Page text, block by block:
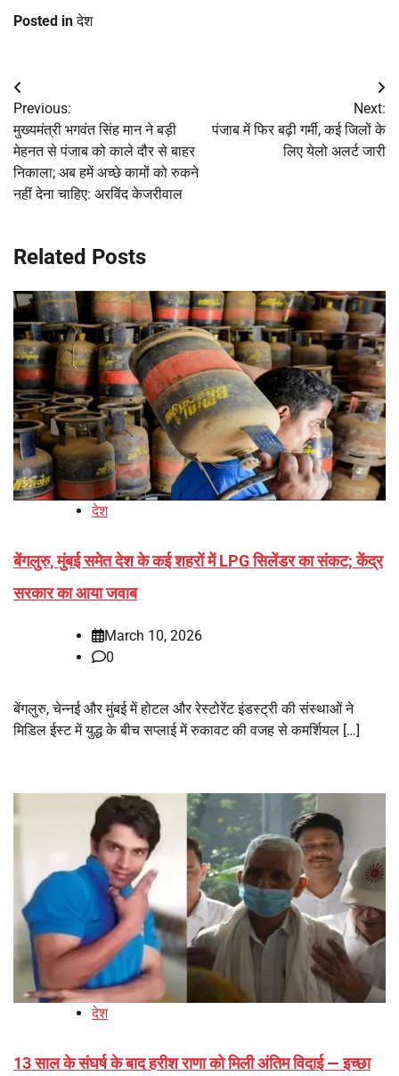
Posted inदेश
Post
navigation
Previous:
मुख्यमंत्री भगवंत सिंह मान ने बड़ी
मेहनत से पंजाब को काले दौर से बाहर
निकाला; अब हमें अच्छे कामों को रुकने
नहीं देना चाहिए: अरविंद केजरीवाल
Next:
पंजाब में फिर बढ़ी गर्मी, कई जिलों के
लिए येलो अलर्ट जारी
Related Posts
देश
बेंगलुरु, मुंबई समेत देश के कई शहरों में LPG सिलेंडर का संकट; केंद्र
सरकार का आया जवाब
March 10, 2026
0
बेंगलुरु, चेन्नई और मुंबई में होटल और रेस्टोरेंट इंडस्ट्री की संस्थाओं ने
मिडिल ईस्ट में युद्ध के बीच सप्लाई में रुकावट की वजह से कमर्शियल […]
देश
13 साल के संघर्ष के बाद हरीश राणा को मिली अंतिम विदाई — इच्छा